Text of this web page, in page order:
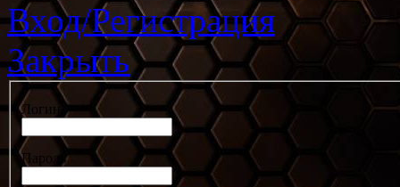
Вход/Регистрация
Закрыть
Логин
Пароль